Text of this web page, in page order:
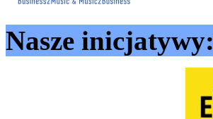
Nasze inicjatywy: